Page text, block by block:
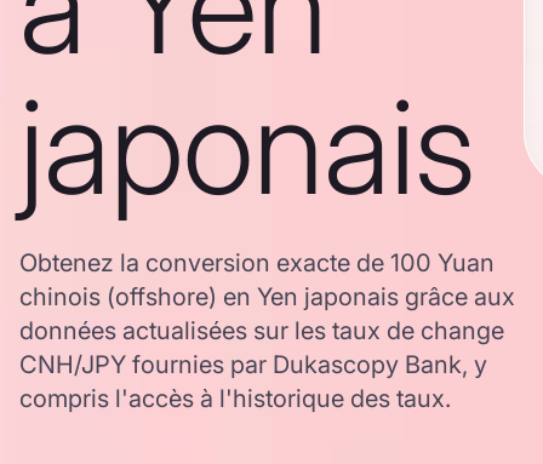
japonais
Obtenez la conversion exacte de 100 Yuan
chinois (offshore) en Yen japonais grâce aux
données actualisées sur les taux de change
CNH/JPY fournies par Dukascopy Bank, y
compris l'accès à l'historique des taux.